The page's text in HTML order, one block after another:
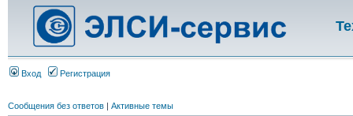
Вход Регистрация
Сообщения без ответов | Активные темы